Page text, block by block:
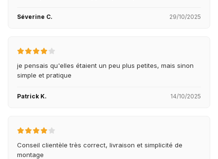
Séverine C. 29/10/2025
je pensais qu'elles étaient un peu plus petites, mais sinon
simple et pratique
Patrick K. 14/10/2025
Conseil clientèle très correct, livraison et simplicité de
montage